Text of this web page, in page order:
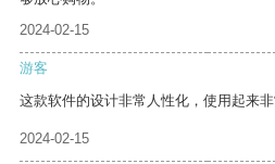
2024-02-15
游客
这款软件的设计非常人性化，使用起来非
2024-02-15